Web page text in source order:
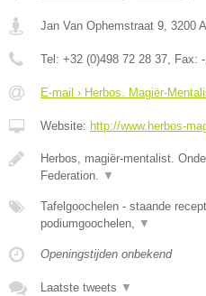
Jan Van Ophemstraat 9, 3200
Tel: +32 (0)498 72 28 37, Fax: -
E-mail › Herbos. Magiër-
Website: http://www.herbos-
Herbos, magiër-mentalist.
Federation. ▼
Tafelgoochelen - staande
podiumgoochelen, ▼
Openingstijden onbekend
Laatste tweets ▼